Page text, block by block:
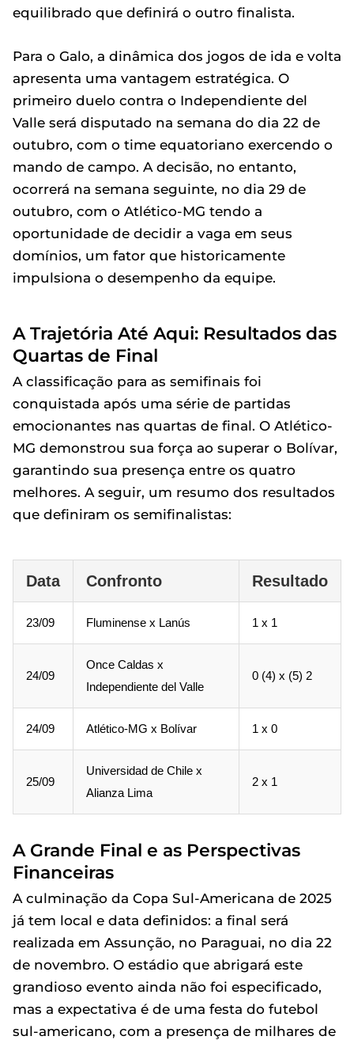
equilibrado que definirá o outro finalista.
Para o Galo, a dinâmica dos jogos de ida e volta
apresenta uma vantagem estratégica. O
primeiro duelo contra o Independiente del
Valle será disputado na semana do dia 22 de
outubro, com o time equatoriano exercendo o
mando de campo. A decisão, no entanto,
ocorrerá na semana seguinte, no dia 29 de
outubro, com o Atlético-MG tendo a
oportunidade de decidir a vaga em seus
domínios, um fator que historicamente
impulsiona o desempenho da equipe.
A Trajetória Até Aqui: Resultados das
Quartas de Final
A classificação para as semifinais foi
conquistada após uma série de partidas
emocionantes nas quartas de final. O Atlético-
MG demonstrou sua força ao superar o Bolívar,
garantindo sua presença entre os quatro
melhores. A seguir, um resumo dos resultados
que definiram os semifinalistas:
Data Confronto Resultado
23/09 Fluminense x Lanús 1 x 1
24/09
Once Caldas x
Independiente del Valle
0 (4) x (5) 2
24/09 Atlético-MG x Bolívar 1 x 0
25/09
Universidad de Chile x
Alianza Lima
2 x 1
A Grande Final e as Perspectivas
Financeiras
A culminação da Copa Sul-Americana de 2025
já tem local e data definidos: a final será
realizada em Assunção, no Paraguai, no dia 22
de novembro. O estádio que abrigará este
grandioso evento ainda não foi especificado,
mas a expectativa é de uma festa do futebol
sul-americano, com a presença de milhares de